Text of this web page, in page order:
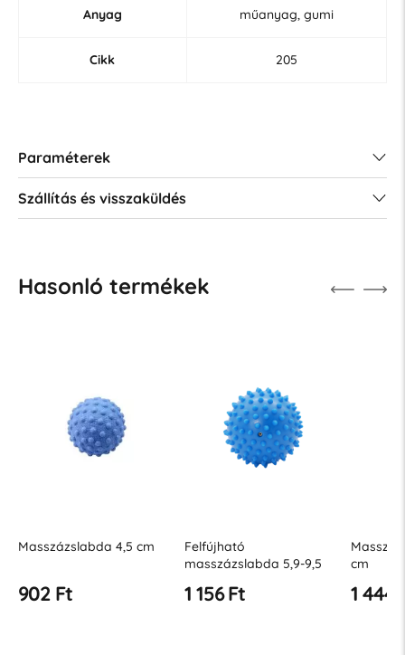
Anyag műanyag, gumi
Cikk 205
Paraméterek
Szállítás és visszaküldés
Hasonló termékek
Felfújható
1 156 Ft
Masszázs sündisznó 7,5
cm
1 444 Ft 1 809